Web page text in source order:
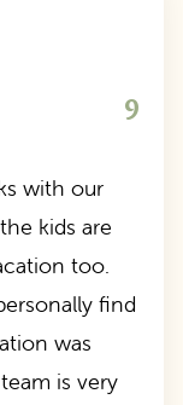
9
with our
kids are
too.
find
was
is very